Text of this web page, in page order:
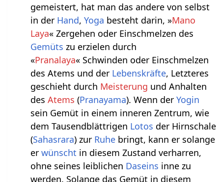
gemeistert, hat man das andere von selbst
in der Hand,Yoga besteht darin, »Mano
Laya« Zergehen oder Einschmelzen des
Gemüts zu erzielen durch
«Pranalaya« Schwinden oder Einschmelzen
des Atems und der Lebenskräfte, Letzteres
geschieht durch Meisterung und Anhalten
desAtems (Pranayama). Wenn derYogin
sein Gemüt in einem inneren Zentrum, wie
dem Tausendblättrigen Lotos der Hirnschale
(Sahasrara) zur Ruhe bringt, kann er solange
erwünscht in diesem Zustand verharren,
ohne seines leiblichen Daseins inne zu
werden. Solange das Gemüt in diesem